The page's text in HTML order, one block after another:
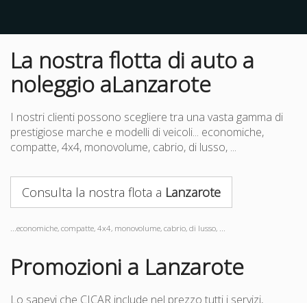
La nostra flotta di auto a
noleggio aLanzarote
I nostri clienti possono scegliere tra una vasta gamma di
prestigiose marche e modelli di veicoli... economiche,
compatte, 4x4, monovolume, cabrio, di lusso, ...
Consulta la nostra flota a Lanzarote
...economiche, compatte, 4x4, monovolume, cabrio, di lusso, ...
Promozioni a Lanzarote
Lo sapevi che CICAR include nel prezzo tutti i servizi,